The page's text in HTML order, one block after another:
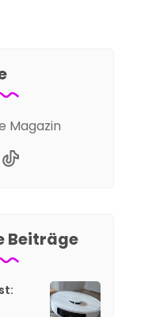
Magazin
Beiträge